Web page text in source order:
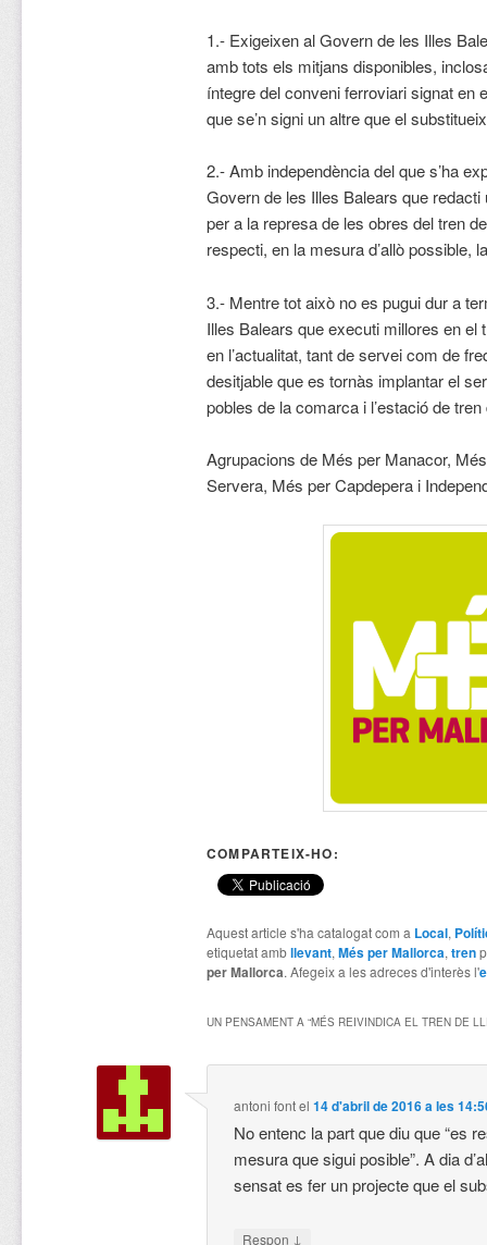
1.- Exigeixen al Govern de les Illes
amb tots els mitjans disponibles,
íntegre del conveni ferroviari signat en
que se’n signi un altre que el
2.- Amb independència del que s’ha
Govern de les Illes Balears que redacti
per a la represa de les obres del tren
respecti, en la mesura d’allò possible,
3.- Mentre tot això no es pugui dur a
Illes Balears que executi millores en
en l’actualitat, tant de servei com de
desitjable que es tornàs implantar el
pobles de la comarca i l’estació de
Agrupacions de Més per Manacor,
Servera, Més per Capdepera i
COMPARTEIX-HO:
Aquest article s'ha catalogat com a Local,
etiquetat ambllevant, Més per Mallorca, tren
per Mallorca. Afegeix a les adreces d'interès l'
UN PENSAMENT A “MÉS REIVINDICA EL TREN DE
antoni fontel14 d'abril de 2016 a les
No entenc la part que diu que “es
mesura que sigui posible”. A dia
sensat es fer un projecte que el
Respon ↓